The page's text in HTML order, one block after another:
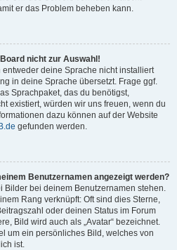
er das Problem beheben kann.
nicht zur Auswahl!
deine Sprache nicht installiert
in deine Sprache übersetzt. Frage ggf.
Sprachpaket, das du benötigst,
existiert, würden wir uns freuen, wenn du
dazu können auf der Website
gefunden werden.
Benutzernamen angezeigt werden?
Bilder bei deinem Benutzernamen stehen.
Rang verknüpft: Oft sind dies Sterne,
oder deinen Status im Forum
Bild wird auch als „Avatar“ bezeichnet.
um ein persönliches Bild, welches von
ist.